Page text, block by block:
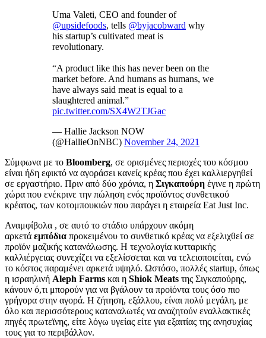
Uma Valeti, CEO and founder of
@upsidefoods, tells @byjacobward why
his startup’s cultivated meat is
revolutionary.
“A product like this has never been on the
market before. And humans as humans, we
have always said meat is equal to a
slaughtered animal.”
pic.twitter.com/SX4W2TJGac
— Hallie Jackson NOW
(@HallieOnNBC) November 24, 2021
Σύμφωνα με το Bloomberg, σε ορισμένες περιοχές του κόσμου
είναι ήδη εφικτό να αγοράσει κανείς κρέας που έχει καλλιεργηθεί
σε εργαστήριο. Πριν από δύο χρόνια, η Σιγκαπούρη έγινε η πρώτη
χώρα που ενέκρινε την πώληση ενός προϊόντος συνθετικού
κρέατος, των κοτομπουκιών που παράγει η εταιρεία Eat Just Inc.
Αναμφίβολα , σε αυτό το στάδιο υπάρχουν ακόμη
αρκετά εμπόδια προκειμένου το συνθετικό κρέας να εξελιχθεί σε
προϊόν μαζικής κατανάλωσης. Η τεχνολογία κυτταρικής
καλλιέργειας συνεχίζει να εξελίσσεται και να τελειοποιείται, ενώ
το κόστος παραμένει αρκετά υψηλό. Ωστόσο, πολλές startup, όπως
η ισραηλινή Aleph Farms και η Shiok Meats της Σιγκαπούρης,
κάνουν ό,τι μπορούν για να βγάλουν τα προϊόντα τους όσο πιο
γρήγορα στην αγορά. Η ζήτηση, εξάλλου, είναι πολύ μεγάλη, με
όλο και περισσότερους καταναλωτές να αναζητούν εναλλακτικές
πηγές πρωτεϊνης, είτε λόγω υγείας είτε για εξαιτίας της ανησυχίας
τους για το περιβάλλον.